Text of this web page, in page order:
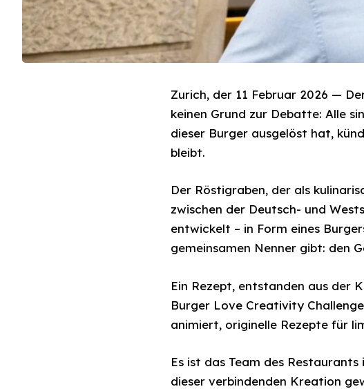
Zurich, der 11 Februar 2026 —
keinen Grund zur Debatte: Alle
dieser Burger ausgelöst hat,
bleibt.
Der Röstigraben, der als
zwischen der Deutsch- und
entwickelt – in Form eines
gemeinsamen Nenner gibt: den
Ein Rezept, entstanden aus der
Burger Love Creativity
animiert, originelle Rezepte für
Es ist das Team des
dieser verbindenden Kreation